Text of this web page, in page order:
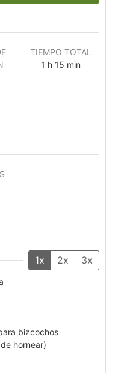
TIEMPO TOTAL
1 h 15 min
1x 2x 3x
bizcochos
hornear)